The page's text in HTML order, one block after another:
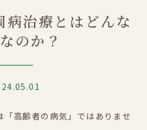
病治療とはどんな
のか？